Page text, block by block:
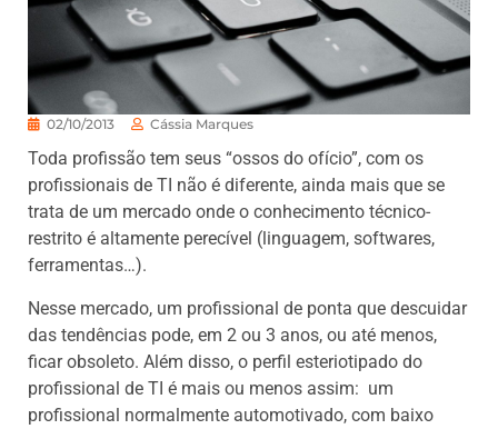
02/10/2013 Cássia Marques
Toda profissão tem seus “ossos do ofício”, com os
profissionais de TI não é diferente, ainda mais que se
trata de um mercado onde o conhecimento técnico-
restrito é altamente perecível (linguagem, softwares,
ferramentas…).
Nesse mercado, um profissional de ponta que descuidar
das tendências pode, em 2 ou 3 anos, ou até menos,
ficar obsoleto. Além disso, o perfil esteriotipado do
profissional de TI é mais ou menos assim: um
profissional normalmente automotivado, com baixo